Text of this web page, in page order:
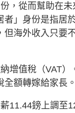
，從而幫助在
者」身份是指居
海外收入只要
增值稅（VAT
額轉嫁給家長。
11.44鎊上調至